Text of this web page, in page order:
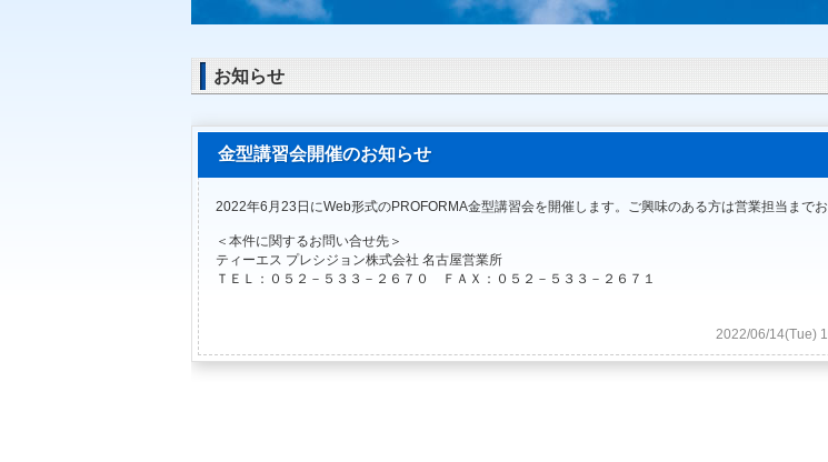
お知らせ
金型講習会開催のお知らせ
2022年6月23日にWeb形式のPROFORMA金型講習会を開催します。ご興味のある方は営業担当までお
＜本件に関するお問い合せ先＞
ティーエス プレシジョン株式会社 名古屋営業所
ＴＥＬ：０５２－５３３－２６７０ ＦＡＸ：０５２－５３３－２６７１
2022/06/14(Tue)